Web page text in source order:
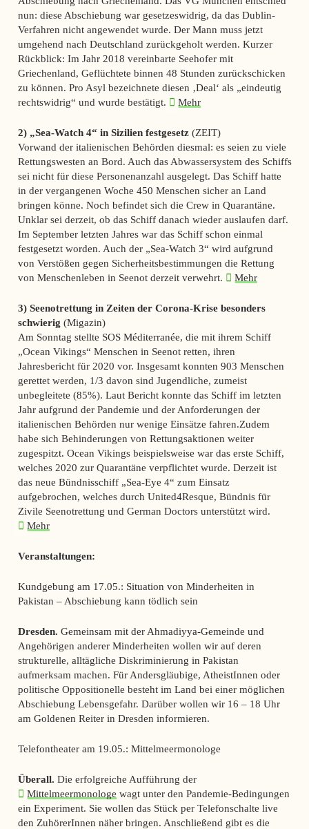
nun: diese Abschiebung war gesetzeswidrig, da das Dublin-
Verfahren nicht angewendet wurde. Der Mann muss jetzt
umgehend nach Deutschland zurückgeholt werden. Kurzer
Rückblick: Im Jahr 2018 vereinbarte Seehofer mit
Griechenland, Geflüchtete binnen 48 Stunden zurückschicken
zu können. Pro Asyl bezeichnete diesen ‚Deal‘ als „eindeutig
rechtswidrig“ und wurde bestätigt.
Mehr
2) „Sea-Watch 4“ in Sizilien festgesetz (ZEIT)
Vorwand der italienischen Behörden diesmal: es seien zu viele
Rettungswesten an Bord. Auch das Abwassersystem des Schiffs
sei nicht für diese Personenanzahl ausgelegt. Das Schiff hatte
in der vergangenen Woche 450 Menschen sicher an Land
bringen könne. Noch befindet sich die Crew in Quarantäne.
Unklar sei derzeit, ob das Schiff danach wieder auslaufen darf.
Im September letzten Jahres war das Schiff schon einmal
festgesetzt worden. Auch der „Sea-Watch 3“ wird aufgrund
von Verstößen gegen Sicherheitsbestimmungen die Rettung
von Menschenleben in Seenot derzeit verwehrt.
Mehr
3) Seenotrettung in Zeiten der Corona-Krise besonders
schwierig (Migazin)
Am Sonntag stellte SOS Méditerranée, die mit ihrem Schiff
„Ocean Vikings“ Menschen in Seenot retten, ihren
Jahresbericht für 2020 vor. Insgesamt konnten 903 Menschen
gerettet werden, 1/3 davon sind Jugendliche, zumeist
unbegleitete (85%). Laut Bericht konnte das Schiff im letzten
Jahr aufgrund der Pandemie und der Anforderungen der
italienischen Behörden nur wenige Einsätze fahren.Zudem
habe sich Behinderungen von Rettungsaktionen weiter
zugespitzt. Ocean Vikings beispielsweise war das erste Schiff,
welches 2020 zur Quarantäne verpflichtet wurde. Derzeit ist
das neue Bündnisschiff „Sea-Eye 4“ zum Einsatz
aufgebrochen, welches durch United4Resque, Bündnis für
Zivile Seenotrettung und German Doctors unterstützt wird.
Mehr
Veranstaltungen:
Kundgebung am 17.05.: Situation von Minderheiten in
Pakistan – Abschiebung kann tödlich sein
Dresden. Gemeinsam mit der Ahmadiyya-Gemeinde und
Angehörigen anderer Minderheiten wollen wir auf deren
strukturelle, alltägliche Diskriminierung in Pakistan
aufmerksam machen. Für Andersgläubige, AtheistInnen oder
politische Oppositionelle besteht im Land bei einer möglichen
Abschiebung Lebensgefahr. Darüber wollen wir 16 – 18 Uhr
am Goldenen Reiter in Dresden informieren.
Telefontheater am 19.05.: Mittelmeermonologe
Überall. Die erfolgreiche Aufführung der
Mittelmeermonologe wagt unter den Pandemie-Bedingungen
ein Experiment. Sie wollen das Stück per Telefonschalte live
den ZuhörerInnen näher bringen. Anschließend gibt es die